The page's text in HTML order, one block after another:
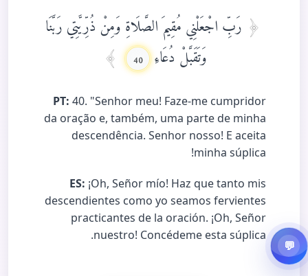
رَبِّ اجْعَلْنِي مُقِيمَ الصَّلَاةِ وَمِنْ ذُرِّيَّتِي رَبَّنَا
وَتَقَبَّلْ دُعَاءِ 40
PT: 40. "Senhor meu! Faze-me cumpridor
da oração e, também, uma parte de minha
descendência. Senhor nosso! E aceita
minha súplica!
ES: ¡Oh, Señor mío! Haz que tanto mis
descendientes como yo seamos fervientes
practicantes de la oración. ¡Oh, Señor
nuestro! Concédeme esta súplica.
💬